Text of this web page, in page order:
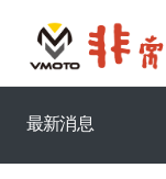
最新消息